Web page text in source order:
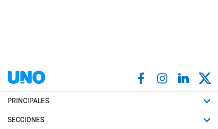
PRINCIPALES
Últimas Noticias
SECCIONES